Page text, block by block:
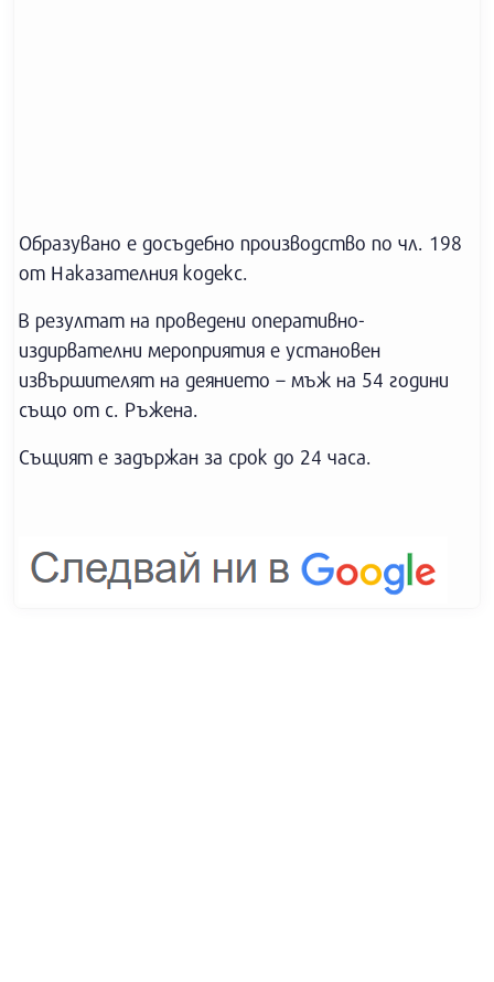
Образувано е досъдебно производство по чл. 198
от Наказателния кодекс.
В резултат на проведени оперативно-
издирвателни мероприятия е установен
извършителят на деянието – мъж на 54 години
също от с. Ръжена.
Същият е задържан за срок до 24 часа.